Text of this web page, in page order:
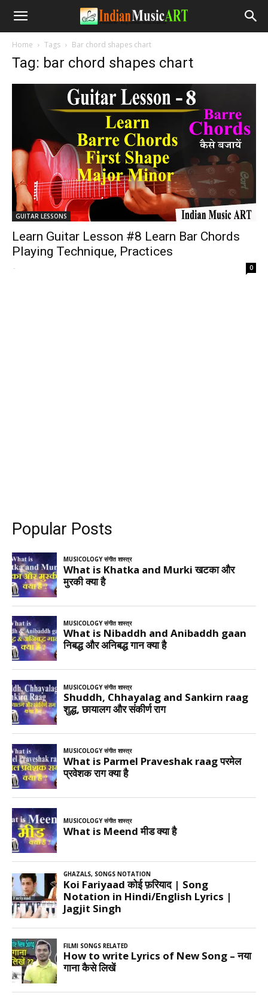
Home Tags Bar chord shapes chart
Tag: bar chord shapes chart
GUITAR LESSONS
Learn Guitar Lesson #8 Learn Bar Chords
Playing Technique, Practices
- 0
Popular Posts